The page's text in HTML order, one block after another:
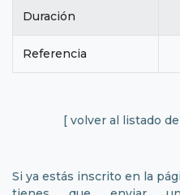
Duración
Referencia
[ volver al listado
Si ya estás inscrito en la